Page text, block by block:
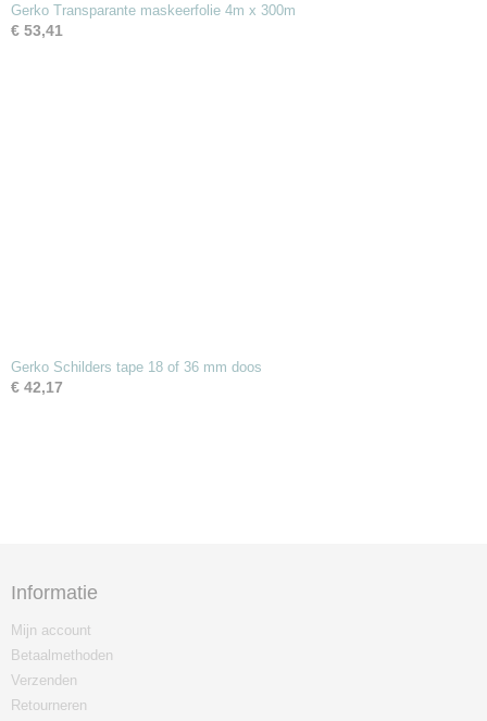
Gerko Transparante maskeerfolie 4m x 300m
€ 53,41
Gerko Schilders tape 18 of 36 mm doos
€ 42,17
Informatie
Mijn account
Betaalmethoden
Verzenden
Retourneren